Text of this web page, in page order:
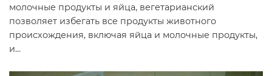
молочные продукты и яйца, вегетарианский
позволяет избегать все продукты животного
происхождения, включая яйца и молочные продукты,
и...